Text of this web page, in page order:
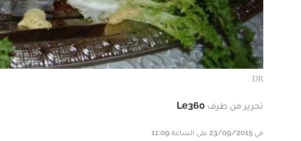
DR
تحرير من طرف Le360
في 23/09/2015 على الساعة 11:09